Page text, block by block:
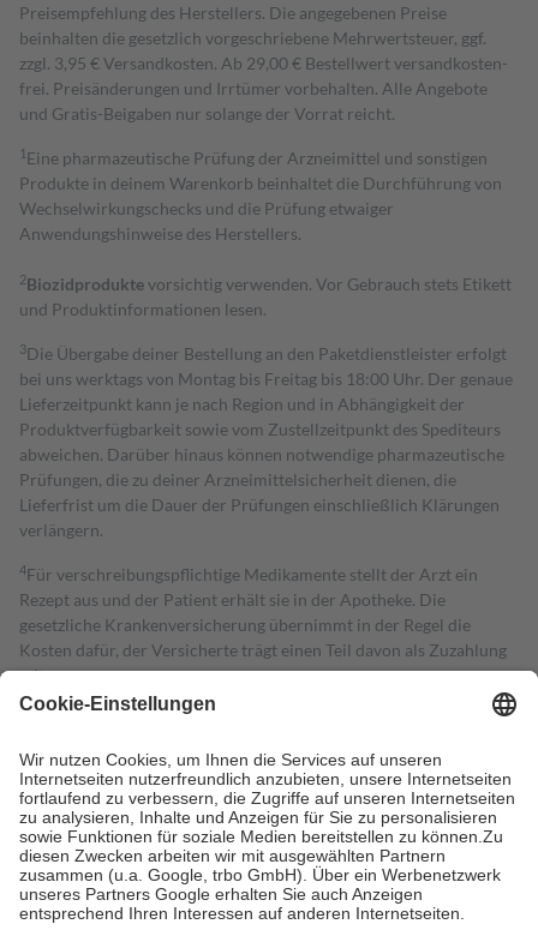
Preisempfehlung des Herstellers. Die angegebenen Preise
beinhalten die gesetzlich vorgeschriebene Mehrwertsteuer, ggf.
zzgl. 3,95 € Versandkosten. Ab 29,00 € Bestell­wert versand­kosten­
frei. Preisänderungen und Irrtümer vorbehalten. Alle Angebote
und Gratis-Beigaben nur solange der Vorrat reicht.
1 Eine pharmazeutische Prüfung der Arzneimittel und sonstigen
Produkte in deinem Warenkorb beinhaltet die Durchführung von
Wechselwirkungschecks und die Prüfung etwaiger
Anwendungshinweise des Herstellers.
2Biozidproduktevorsichtig verwenden. Vor Gebrauch stets Etikett
und Produktinformationen lesen.
3Die Übergabe deiner Bestellung an den Paketdienstleister erfolgt
bei uns werktags von Montag bis Freitag bis 18:00 Uhr. Der genaue
Lieferzeitpunkt kann je nach Region und in Abhängigkeit der
Produktverfügbarkeit sowie vom Zustellzeitpunkt des Spediteurs
abweichen. Darüber hinaus können notwendige pharmazeutische
Prüfungen, die zu deiner Arzneimittelsicherheit dienen, die
Lieferfrist um die Dauer der Prüfungen einschließlich Klärungen
verlängern.
4Für verschreibungspflichtige Medikamente stellt der Arzt ein
Rezept aus und der Patient erhält sie in der Apotheke. Die
gesetzliche Krankenversicherung übernimmt in der Regel die
Kosten dafür, der Versicherte trägt einen Teil davon als Zuzahlung
mit.
Grundsätzlich leisten Mitglieder Zuzahlungen in Höhe von zehn
höchstens zehn Euro.
Es sind jedoch nie mehr als die tatsächlichen
Kosten der Leistung zu entrichten.
Diese Regeln gelten grundsätzlich auch für Online-Apotheken.
Bei Heilmitteln und häuslicher Krankenpflege beträgt die
Zuzahlung zehn Prozent der Kosten sowie zehn Euro je
Verordnung.
Um das Engagement der Versicherten für ihre eigene Gesundheit zu
stärken und die besondere Stellung der Familie zu unterstützen,